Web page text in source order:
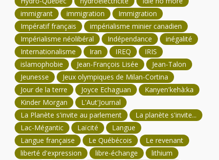
immigrant
immigration
Immigration
Impératif français
impérialisme minier canadien
Impérialisme néolibéral
Indépendance
inégalité
Internationalisme
Iran IREQ
IRIS
islamophobie
Jean-François Lisée
Jean-Talon
Jeunesse
Jeux olympiques de Milan-Cortina
Jour de la terre
Joyce Echaguan
Kanyen'kehà:ka
Kinder Morgan
L'Aut'Journal
La Planète s'invite au parlement
La planète s'invite...
Lac-Mégantic
Laïcité
Langue
Langue française
Le Québécois
Le revenant
liberté d'expression
libre-échange
lithium